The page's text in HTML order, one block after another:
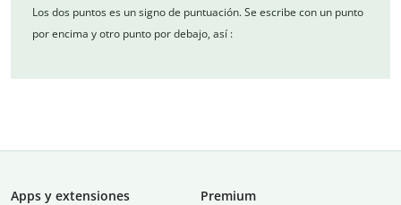
Los dos puntos es un signo de puntuación. Se escribe con un punto
por encima y otro punto por debajo, así :
Apps y extensiones
Premium